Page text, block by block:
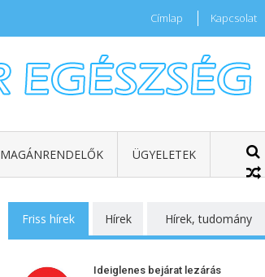
Címlap Kapcsolat
MAGÁNRENDELŐK ÜGYELETEK
Friss hírek Hírek Hírek, tudomány
Ideiglenes bejárat lezárás